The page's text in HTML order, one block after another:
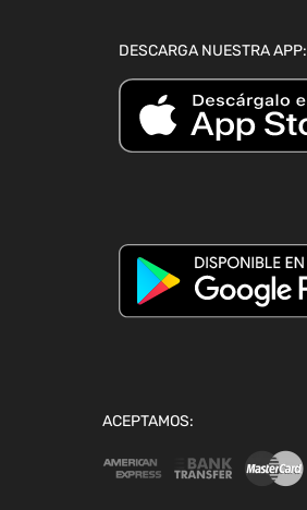
DESCARGA NUESTRA APP:
ACEPTAMOS: